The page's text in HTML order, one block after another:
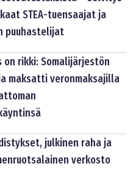
STEA-tuensaajat ja
puuhastelijat
on rikki: Somalijärjestön
maksatti veronmaksajilla
julkinen raha ja
verkosto